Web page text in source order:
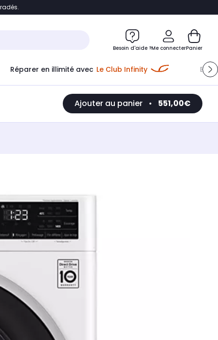
Accéder directement au chatbot
Besoin d'aide ?Me connecterPanier
Réparer en illimité avec Le Club Infinity
Ajouter au panier • 551,00€